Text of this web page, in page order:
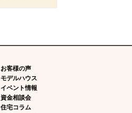
お客様の声
モデルハウス
イベント情報
資金相談会
住宅コラム